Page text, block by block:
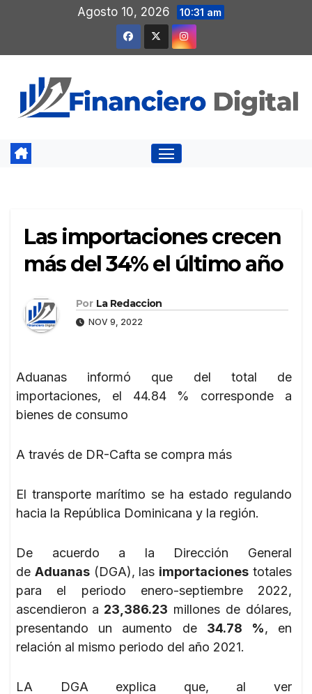
contenido
Agosto 10, 2026 10:31 am
Las importaciones crecen
más del 34% el último año
Por La Redaccion
NOV 9, 2022
Aduanas informó que del total de
importaciones, el 44.84 % corresponde a
bienes de consumo
A través de DR-Cafta se compra más
El transporte marítimo se ha estado regulando
hacia la República Dominicana y la región.
De acuerdo a la Dirección General
de Aduanas(DGA), las importaciones totales
para el periodo enero-septiembre 2022,
ascendieron a 23,386.23 millones de dólares,
presentando un aumento de 34.78 %, en
relación al mismo periodo del año 2021.
LA DGA explica que, al ver